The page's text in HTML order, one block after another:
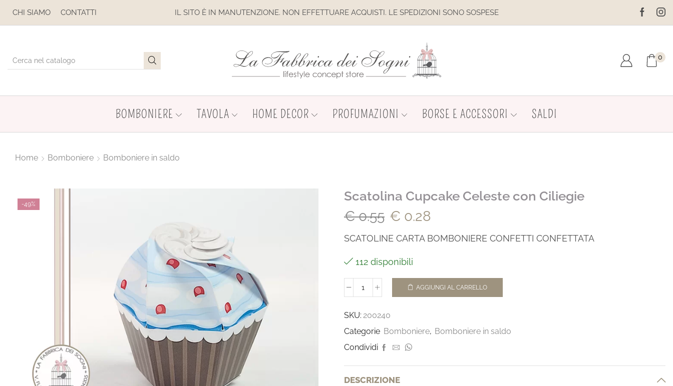
CHI SIAMO CONTATTI IL SITO È IN MANUTENZIONE. NON EFFETTUARE ACQUISTI. LE SPEDIZIONI SONO SOSPESE IL SITO È IN MANUTENZIONE.
0
BOMBONIERE TAVOLA HOME DECOR PROFUMAZIONI BORSE E ACCESSORI SALDI
Home Bomboniere Bomboniere in saldo
-49%
Scatolina Cupcake Celeste con Ciliegie
€0.55 € 0.28
SCATOLINE CARTA BOMBONIERE CONFETTI CONFETTATA
112 disponibili
AGGIUNGI AL CARRELLO
SKU: 200240
Categorie Bomboniere, Bomboniere in saldo
Condividi
DESCRIZIONE